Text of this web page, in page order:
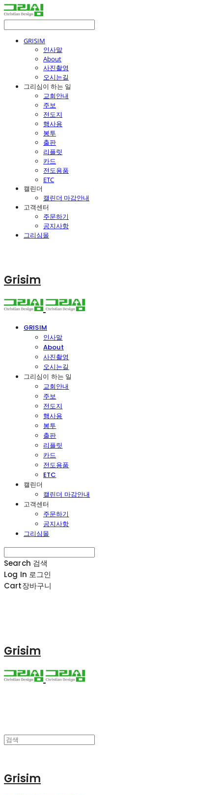
GRISIM
인사말
About
사진촬영
오시는길
그리심이 하는 일
교회안내
주보
전도지
행사용
봉투
출판
리플릿
카드
전도용품
ETC
캘린더
캘린더 마감안내
고객센터
주문하기
공지사항
그리심몰
Grisim
GRISIM
인사말
About
사진촬영
오시는길
그리심이 하는 일
교회안내
주보
전도지
행사용
봉투
출판
리플릿
카드
전도용품
ETC
캘린더
캘린더 마감안내
고객센터
주문하기
공지사항
그리심몰
Search 검색
Log In 로그인
Cart장바구니
Grisim
Grisim